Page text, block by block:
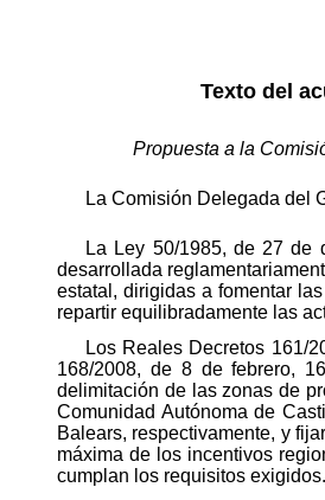
Texto del
Propuesta a la
La Comisión Delegada del
La Ley 50/1985, de 27 de
desarrollada
estatal, dirigidas a fomentar
repartir equilibradamente las
Los Reales Decretos 161/
168/2008, de 8 de febrero,
delimitación de las zonas de
Comunidad Autónoma de
Balears, respectivamente, y
máxima de los incentivos
cumplan los requisitos exigidos.